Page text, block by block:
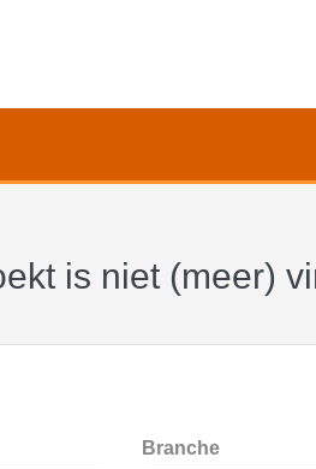
is niet (meer)
Branche